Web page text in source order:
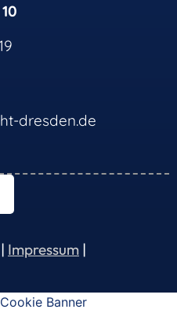
dresden.de
| Impressum |
Banner